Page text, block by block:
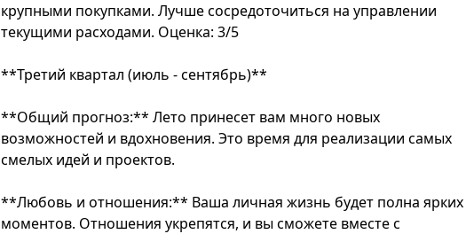
крупными покупками. Лучше сосредоточиться на управлении
текущими расходами. Оценка: 3/5
**Третий квартал (июль - сентябрь)**
**Общий прогноз:** Лето принесет вам много новых
возможностей и вдохновения. Это время для реализации самых
смелых идей и проектов.
**Любовь и отношения:** Ваша личная жизнь будет полна ярких
моментов. Отношения укрепятся, и вы сможете вместе с